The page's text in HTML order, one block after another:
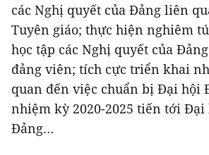
các Nghị quyết của Đảng liên
Tuyên giáo; thực hiện nghiêm
học tập các Nghị quyết của
đảng viên; tích cực triển khai
quan đến việc chuẩn bị Đại hội
nhiệm kỳ 2020-2025 tiến tới
Đảng…